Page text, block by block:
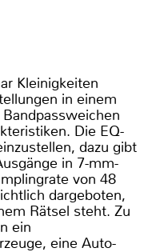
Kleinigkeiten
in einem
Die EQ-
dazu gibt
in 7-mm-
von 48
dargeboten,
Rätsel steht. Zu
ein
eine Auto-